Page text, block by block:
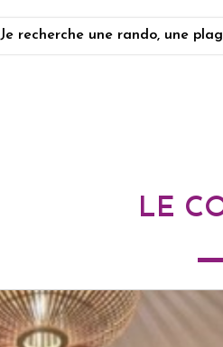
Je recherche une rando, une
LE